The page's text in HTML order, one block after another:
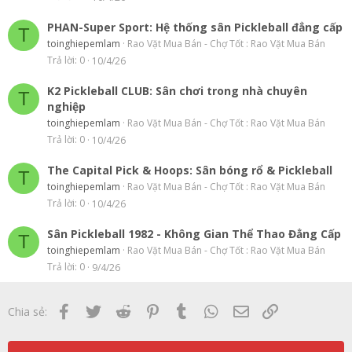
T PHAN-Super Sport: Hệ thống sân Pickleball đẳng cấp
toinghiepemlam
Rao Vặt Mua Bán - Chợ Tốt : Rao Vặt Mua Bán
Trả lời 0 10/4/26
T
K2 Pickleball CLUB: Sân chơi trong nhà chuyên
nghiệp
toinghiepemlam
Rao Vặt Mua Bán - Chợ Tốt : Rao Vặt Mua Bán
Trả lời 0 10/4/26
T The Capital Pick & Hoops: Sân bóng rổ & Pickleball
toinghiepemlam
Rao Vặt Mua Bán - Chợ Tốt : Rao Vặt Mua Bán
Trả lời 0 10/4/26
T Sân Pickleball 1982 - Không Gian Thể Thao Đẳng Cấp
toinghiepemlam
Rao Vặt Mua Bán - Chợ Tốt : Rao Vặt Mua Bán
Trả lời 0 9/4/26
Chia sẻ: Facebook
Twitter Reddit PinterestTumblr WhatsApp
Email